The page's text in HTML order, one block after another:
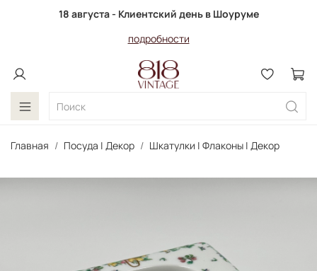
18 августа - Клиентский день в Шоуруме
подробности
Главная Посуда | Декор Шкатулки | Флаконы | Декор